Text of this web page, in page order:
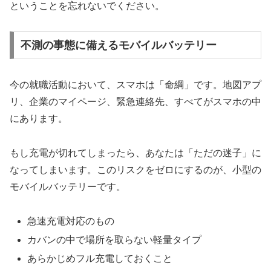
ということを忘れないでください。
不測の事態に備えるモバイルバッテリー
今の就職活動において、スマホは「命綱」です。地図アプ
リ、企業のマイページ、緊急連絡先、すべてがスマホの中
にあります。
もし充電が切れてしまったら、あなたは「ただの迷子」に
なってしまいます。このリスクをゼロにするのが、小型の
モバイルバッテリーです。
急速充電対応のもの
カバンの中で場所を取らない軽量タイプ
あらかじめフル充電しておくこと